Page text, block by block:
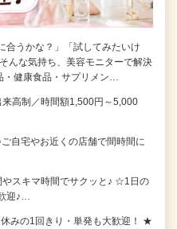
合うかな？」「試してみたいけ
んな気持ち、美容モニターで解決
健康食品・サプリメン…
高制／時間額1,500円～5,000
自宅やお近くの店舗で間時間に
やスキマ時間でサクッと♪ ☆1日の
迎♪…
みの1回きり・単発も大歓迎！ ★